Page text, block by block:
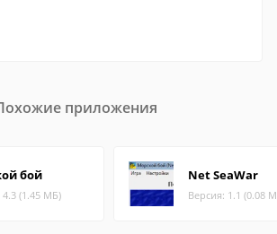
приложения
бой
4.3 (1.45 МБ)
Net SeaWar
Версия: 1.1 (0.08